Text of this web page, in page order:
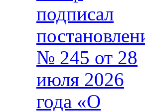
подписал
№ 245 от 28
июля 2026
года «О